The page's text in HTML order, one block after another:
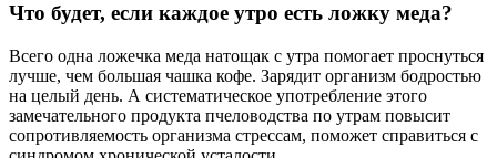
Что будет, если каждое утро есть ложку меда?
Всего одна ложечка меда натощак с утра помогает проснуться
лучше, чем большая чашка кофе. Зарядит организм бодростью
на целый день. А систематическое употребление этого
замечательного продукта пчеловодства по утрам повысит
сопротивляемость организма стрессам, поможет справиться с